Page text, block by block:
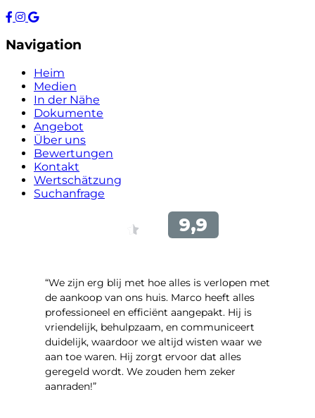
Navigation
Heim
Medien
In der Nähe
Dokumente
Angebot
Über uns
Bewertungen
Kontakt
Wertschätzung
Suchanfrage
“We zijn erg blij met hoe alles is verlopen met
de aankoop van ons huis. Marco heeft alles
professioneel en efficiënt aangepakt. Hij is
vriendelijk, behulpzaam, en communiceert
duidelijk, waardoor we altijd wisten waar we
aan toe waren. Hij zorgt ervoor dat alles
geregeld wordt. We zouden hem zeker
aanraden!”